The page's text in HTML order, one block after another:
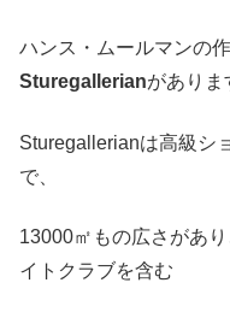
ハンス・ムールマンの
Sturegallerianがありま
Sturegallerianは高級シ
で、
13000㎡もの広さがあ
イトクラブを含む